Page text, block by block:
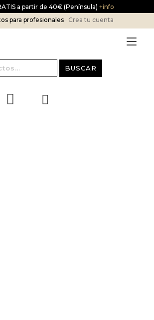
a partir de 40€ (Península) +info
para profesionales · Crea tu cuenta
BUSCAR